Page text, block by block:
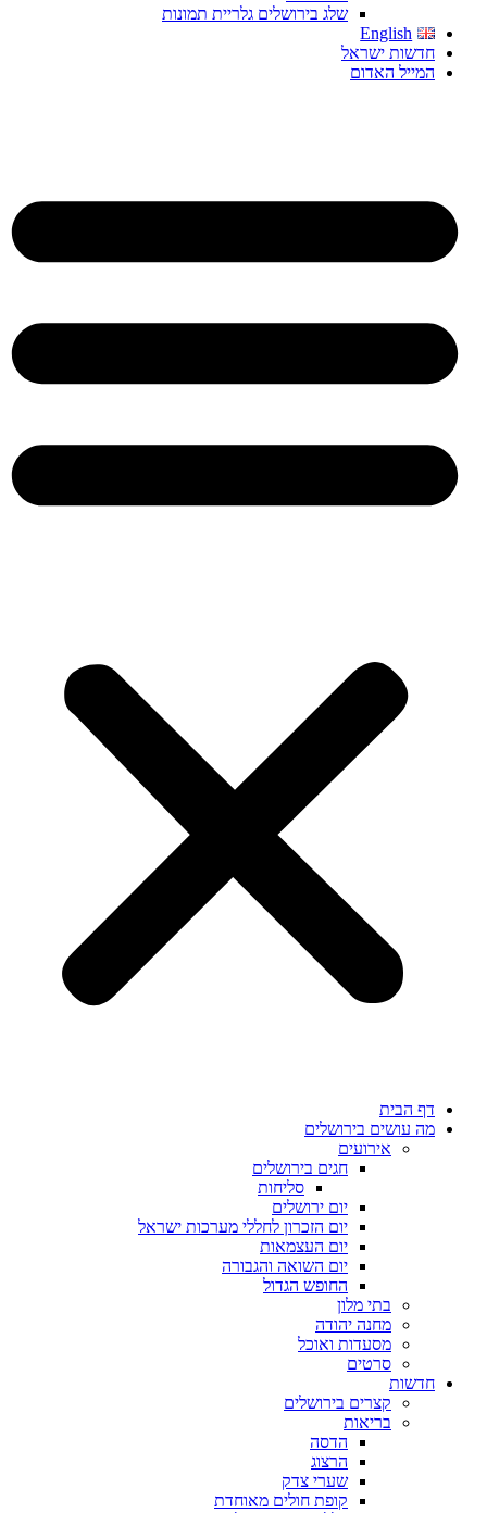
שלג בירושלים גלריית תמונות
English
חדשות ישראל
המייל האדום
דף הבית
מה עושים בירושלים
אירועים
חגים בירושלים
סליחות
יום ירושלים
יום הזכרון לחללי מערכות ישראל
יום העצמאות
יום השואה והגבורה
החופש הגדול
בתי מלון
מחנה יהודה
מסעדות ואוכל
סרטים
חדשות
קצרים בירושלים
בריאות
הדסה
הרצוג
שערי צדק
קופת חולים מאוחדת